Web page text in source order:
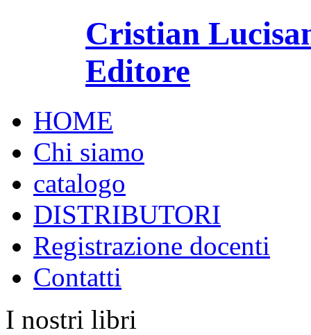
Cristian
Editore
HOME
Chi siamo
catalogo
DISTRIBUTORI
Registrazione docenti
Contatti
I nostri libri